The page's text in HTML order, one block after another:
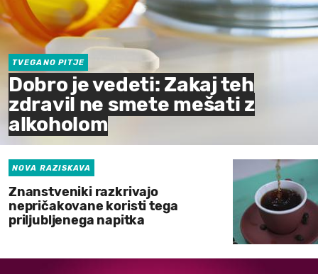
TVEGANO PITJE
Dobro je vedeti: Zakaj teh
zdravil ne smete mešati z
alkoholom
NOVA RAZISKAVA
Znanstveniki razkrivajo
nepričakovane koristi tega
priljubljenega napitka